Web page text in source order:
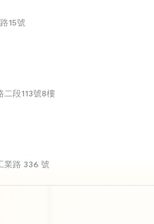
15號
二段113號8樓
業路 336 號